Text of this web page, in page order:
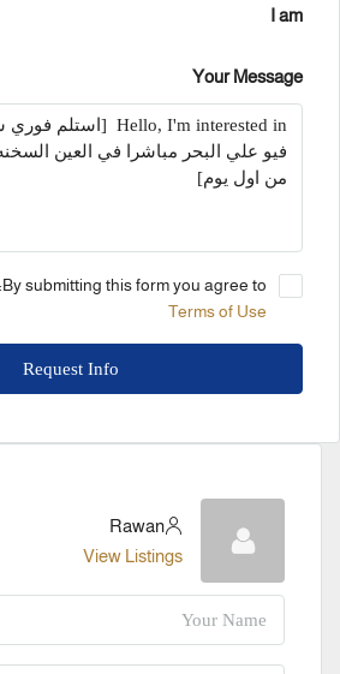
I am
Your Message
By submitting this form you agree to:
Terms of Use
Request Info
Rawan
View Listings